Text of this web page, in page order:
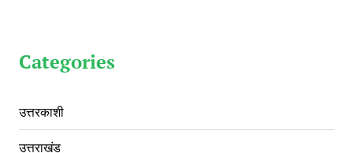
Categories
उत्तरकाशी
उत्तराखंड